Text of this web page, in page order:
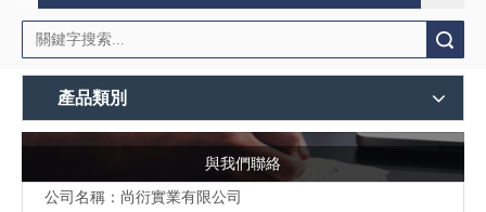
產品類別
與我們聯絡
公司名稱：尚衍實業有限公司